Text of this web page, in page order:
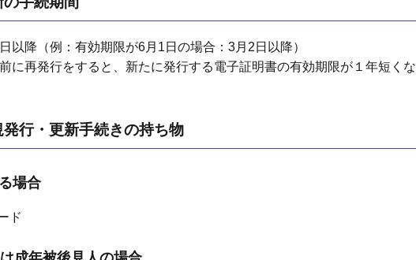
以降（例：有効期限が6月1日の場合：3月2日以降）
に再発行をすると、新たに発行する電子証明書の有効期限が１年短くな
行・更新手続きの持ち物
場合
ド